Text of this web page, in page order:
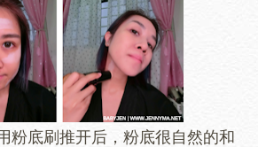
粉底刷推开后，粉底很自然的和